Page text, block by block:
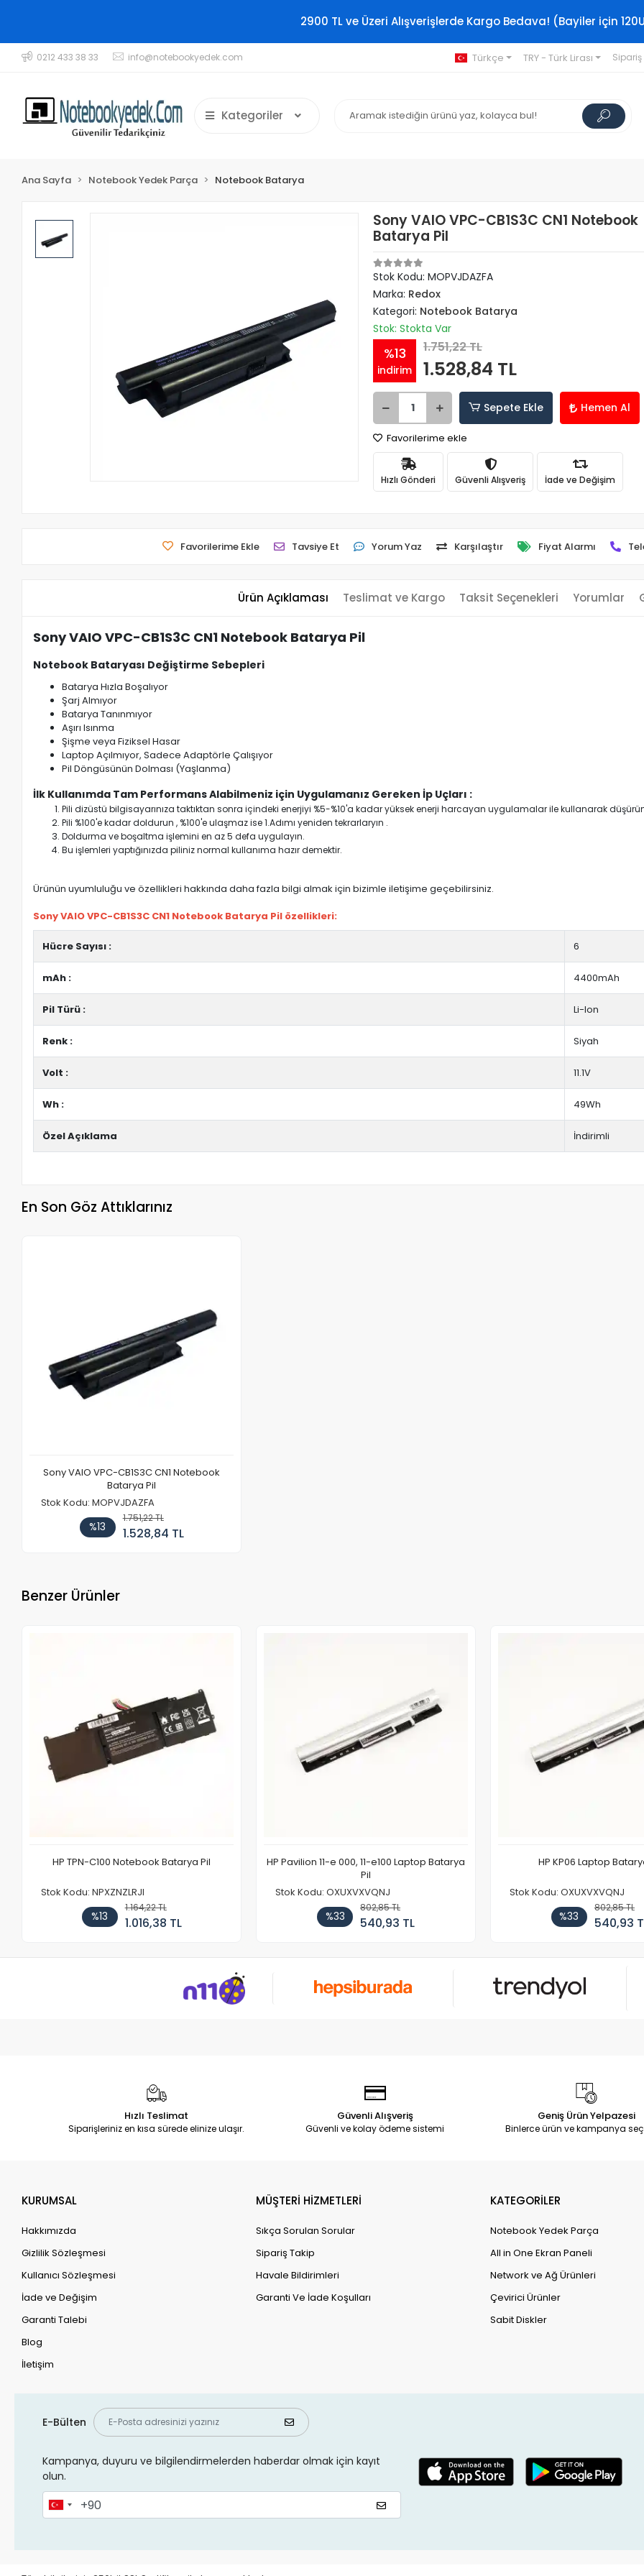
2900 TL ve Üzeri Alışverişlerde Kargo Bedava! (Bayiler için
0212 433 38 33 info@notebookyedek.com Türkçe TRY - Türk Lirası
Kategoriler
Ana Sayfa Notebook Yedek Parça Notebook Batarya
Sony VAIO VPC-CB1S3C CN1 Notebook
Batarya Pil
Stok Kodu: MOPVJDAZFA
Marka: Redox
Kategori: Notebook Batarya
Stok: Stokta Var
%13
indirim
1.751,22 TL
1.528,84 TL
Sepete Ekle Hemen Al
Favorilerime ekle
Hızlı Gönderi Güvenli Alışveriş İade ve Değişim
Favorilerime Ekle Tavsiye Et Yorum Yaz Karşılaştır Fiyat Alarmı
Ürün Açıklaması Teslimat ve Kargo Taksit Seçenekleri Yorumlar
Sony VAIO VPC-CB1S3C CN1 Notebook Batarya Pil
Notebook Bataryası Değiştirme Sebepleri
Batarya Hızla Boşalıyor
Şarj Almıyor
Batarya Tanınmıyor
Aşırı Isınma
Şişme veya Fiziksel Hasar
Laptop Açılmıyor, Sadece Adaptörle Çalışıyor
Pil Döngüsünün Dolması (Yaşlanma)
İlk Kullanımda Tam Performans Alabilmeniz için Uygulamanız Gereken İp Uçları :
Pili dizüstü bilgisayarınıza taktıktan sonra içindeki enerjiyi %5-%10'a kadar yüksek enerji harcayan uygulamalar ile kullanarak
Pili %100'e kadar doldurun , %100'e ulaşmaz ise 1.Adımı yeniden tekrarlaryın .
Doldurma ve boşaltma işlemini en az 5 defa uygulayın.
Bu işlemleri yaptığınızda piliniz normal kullanıma hazır demektir.
Ürünün uyumluluğu ve özellikleri hakkında daha fazla bilgi almak için bizimle iletişime geçebilirsiniz.
Sony VAIO VPC-CB1S3C CN1 Notebook Batarya Pil özellikleri:
Hücre Sayısı : 6
mAh : 4400mAh
Pil Türü : Li-Ion
Renk : Siyah
Volt : 11.1V
Wh : 49Wh
Özel Açıklama İndirimli
En Son Göz Attıklarınız
Sony VAIO VPC-CB1S3C CN1 Notebook
Batarya Pil
Stok Kodu: MOPVJDAZFA
%13
1.751,22 TL
1.528,84 TL
Benzer Ürünler
HP TPN-C100 Notebook Batarya Pil
Stok Kodu: NPXZNZLRJI
%13
1.164,22 TL
1.016,38 TL
HP Pavilion 11-e 000, 11-e100 Laptop Batarya
Pil
Stok Kodu: OXUXVXVQNJ
%33
802,85 TL
540,93 TL
HP KP06 Laptop
Stok Kodu: OXUXVXVQNJ
%33
802,85 TL
540,93
Hızlı Teslimat
Siparişleriniz en kısa sürede elinize ulaşır.
Güvenli Alışveriş
Güvenli ve kolay ödeme sistemi
Geniş Ürün Yelpazesi
Binlerce ürün ve kampanya
KURUMSAL
Hakkımızda
Gizlilik Sözleşmesi
Kullanıcı Sözleşmesi
İade ve Değişim
Garanti Talebi
Blog
İletişim
MÜŞTERİ HİZMETLERİ
Sıkça Sorulan Sorular
Sipariş Takip
Havale Bildirimleri
Garanti Ve İade Koşulları
KATEGORİLER
Notebook Yedek Parça
All in One Ekran Paneli
Network ve Ağ Ürünleri
Çevirici Ürünler
Sabit Diskler
E-Bülten
Kampanya, duyuru ve bilgilendirmelerden haberdar olmak için kayıt
olun.